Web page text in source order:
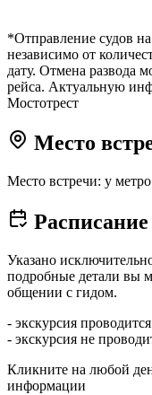
*Отправление судов
независимо от
дату. Отмена развода
рейса. Актуальную
Мостотрест
Место
Место встречи: у
Указано
подробные детали вы
общении с гидом.
- экскурсия
- экскурсия не
Кликните на любой
информации